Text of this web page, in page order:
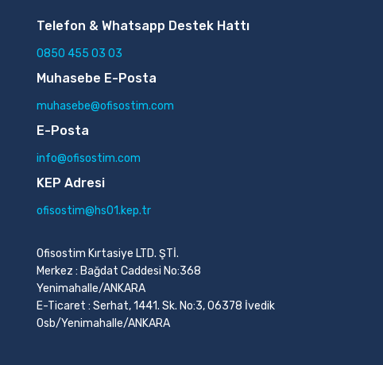
Telefon & Whatsapp Destek Hattı
0850 455 03 03
Muhasebe E-Posta
muhasebe@ofisostim.com
E-Posta
info@ofisostim.com
KEP Adresi
ofisostim@hs01.kep.tr
Ofisostim Kırtasiye LTD. ŞTİ.
Merkez : Bağdat Caddesi No:368
Yenimahalle/ANKARA
E-Ticaret : Serhat, 1441. Sk. No:3, 06378 İvedik
Osb/Yenimahalle/ANKARA